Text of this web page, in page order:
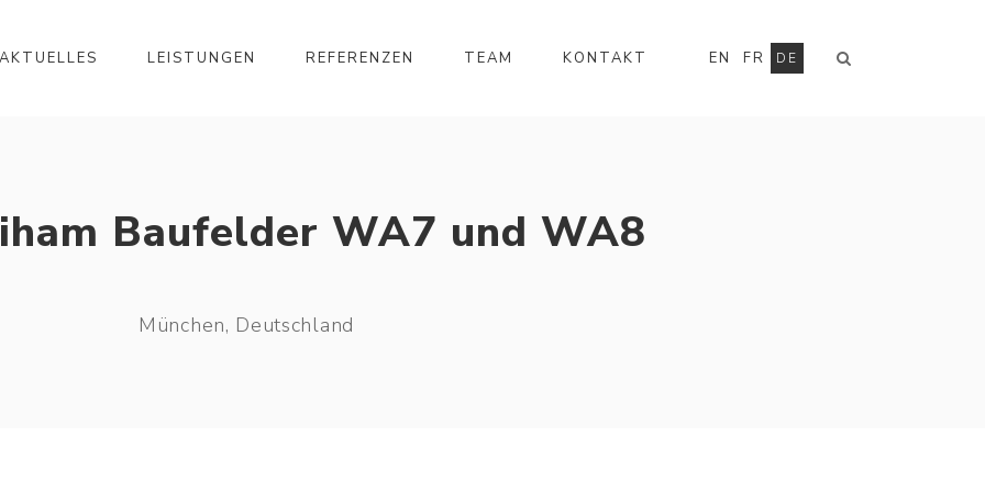
EN FR DE
AKTUELLES LEISTUNGEN REFERENZEN TEAM KONTAKT
Baufelder WA7 und WA8
München, Deutschland